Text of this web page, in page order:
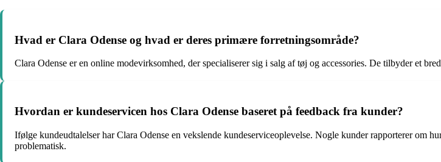
Hvad er Clara Odense og hvad er deres primære forretningsområde?
Clara Odense er en online modevirksomhed, der specialiserer sig i salg af tøj og accessories. De tilbyder et
Hvordan er kundeservicen hos Clara Odense baseret på feedback fra kunder?
Ifølge kundeudtalelser har Clara Odense en vekslende kundeserviceoplevelse. Nogle kunder rapporterer om
problematisk.